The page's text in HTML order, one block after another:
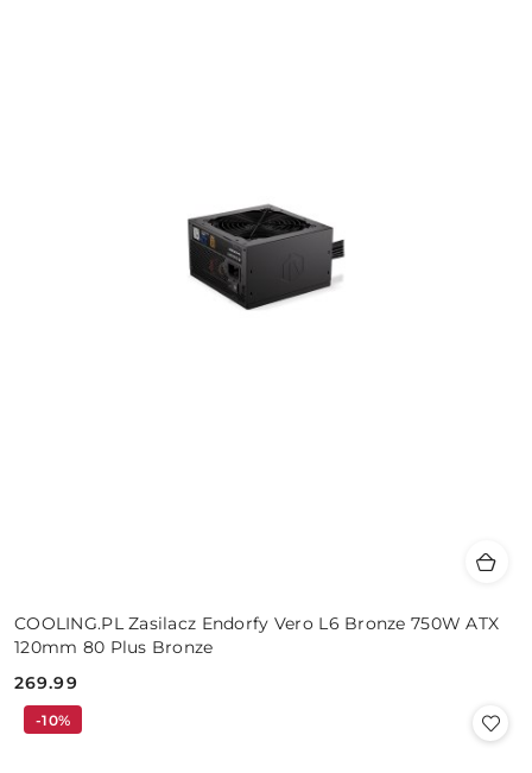
COOLING.PL Zasilacz Endorfy Vero L6 Bronze 750W ATX
120mm 80 Plus Bronze
Cena:
269.99
-10%